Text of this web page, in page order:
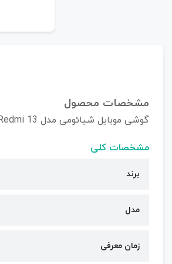
مشخصات محصول
گوشی موبایل شیائومی مدل Redmi 13 دو سیم کارت ظرفیت 128/8 گیگابایت
مشخصات کلی
برند
مدل
زمان معرفی